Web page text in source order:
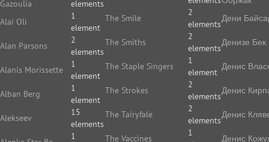
Gazoulia
elements
Alai Oli
1
element
Alan Parsons
2
elements
Alanis Morissette
1
element
Alban Berg
1
element
Alekseev
15
elements
1
The Smile
2
elements
The Smiths
2
elements
The Staple Singers
1
element
The Strokes
2
elements
The Tairyfale
2
elements
The Vaccines
1
Дени
Денизе Бек
Денис
Денис
Денис
Денис